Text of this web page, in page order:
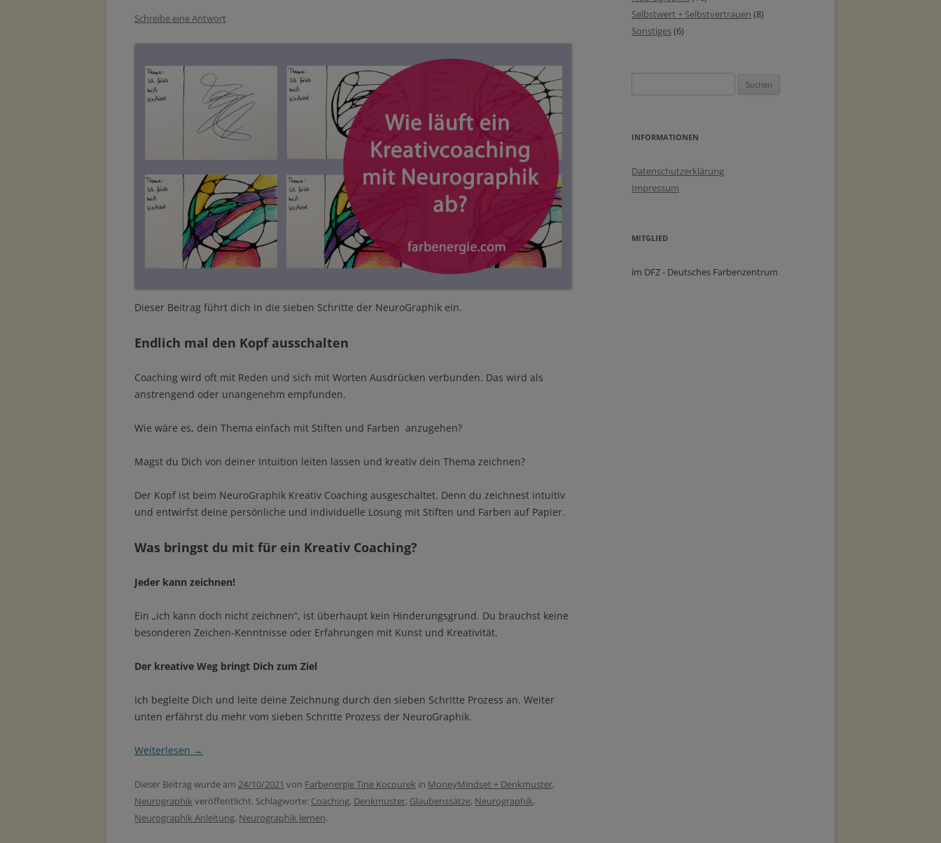
Schreibe eine Antwort
Dieser Beitrag führt dich in die sieben Schritte der NeuroGraphik ein.
Endlich mal den Kopf ausschalten
Coaching wird oft mit Reden und sich mit Worten Ausdrücken verbunden. Das wird als
anstrengend oder unangenehm empfunden.
Wie wäre es, dein Thema einfach mit Stiften und Farben anzugehen?
Magst du Dich von deiner Intuition leiten lassen und kreativ dein Thema zeichnen?
Der Kopf ist beim NeuroGraphik Kreativ Coaching ausgeschaltet. Denn du zeichnest intuitiv
und entwirfst deine persönliche und individuelle Lösung mit Stiften und Farben auf Papier.
Was bringst du mit für ein Kreativ Coaching?
Jeder kann zeichnen!
Ein „ich kann doch nicht zeichnen“, ist überhaupt kein Hinderungsgrund. Du brauchst keine
besonderen Zeichen-Kenntnisse oder Erfahrungen mit Kunst und Kreativität.
Der kreative Weg bringt Dich zum Ziel
Ich begleite Dich und leite deine Zeichnung durch den sieben Schritte Prozess an. Weiter
unten erfährst du mehr vom sieben Schritte Prozess der NeuroGraphik.
Weiterlesen →
Dieser Beitrag wurde am 24/10/2021 von Farbenergie Tine Kocourek in MoneyMindset + Denkmuster,
Neurographikveröffentlicht. Schlagworte: Coaching, Denkmuster, Glaubenssätze, Neurographik,
Neurographik Anleitung, Neurographik lernen.
Selbstwert + Selbstvertrauen (8)
Sonstiges(6)
nach:
INFORMATIONEN
Datenschutzerklärung
Impressum
MITGLIED
im DFZ - Deutsches Farbenzentrum